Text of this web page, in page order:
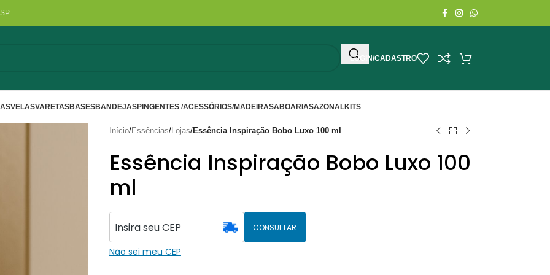
LOGIN/CADASTRO
VELASVARETASBASESBANDEJASPINGENTES /ACESSÓRIOS/MADEIRASABOARIASAZONALKITS
Início/Essências/Lojas/Essência Inspiração Bobo Luxo 100 ml
Essência Inspiração Bobo Luxo 100
ml
CONSULTAR
Não sei meu CEP